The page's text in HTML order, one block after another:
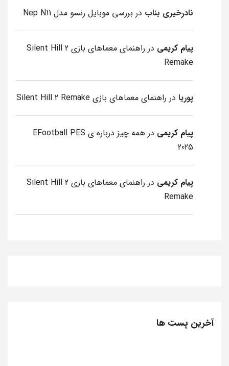
نادرخیری بناب در بررسی موبایل رنسو مدل Nep N11
پیام کریمی در
راهنمای معماهای بازی Silent Hill 2
Remake
پوریا در راهنمای معماهای بازی Silent Hill 2 Remake
پیام کریمی در
همه چیز درباره ی EFootball PES
2025
پیام کریمی در
راهنمای معماهای بازی Silent Hill 2
Remake
آخرین پست ها